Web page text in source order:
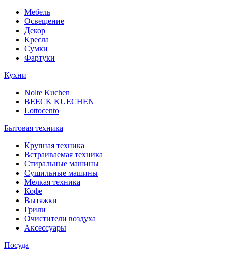
Мебель
Освещение
Декор
Кресла
Сумки
Фартуки
Кухни
Nolte Kuchen
BEECK KUECHEN
Lottocento
Бытовая техника
Крупная техника
Встраиваемая техника
Стиральные машины
Сушильные машины
Мелкая техника
Кофе
Вытяжки
Грили
Очистители воздуха
Аксессуары
Посуда